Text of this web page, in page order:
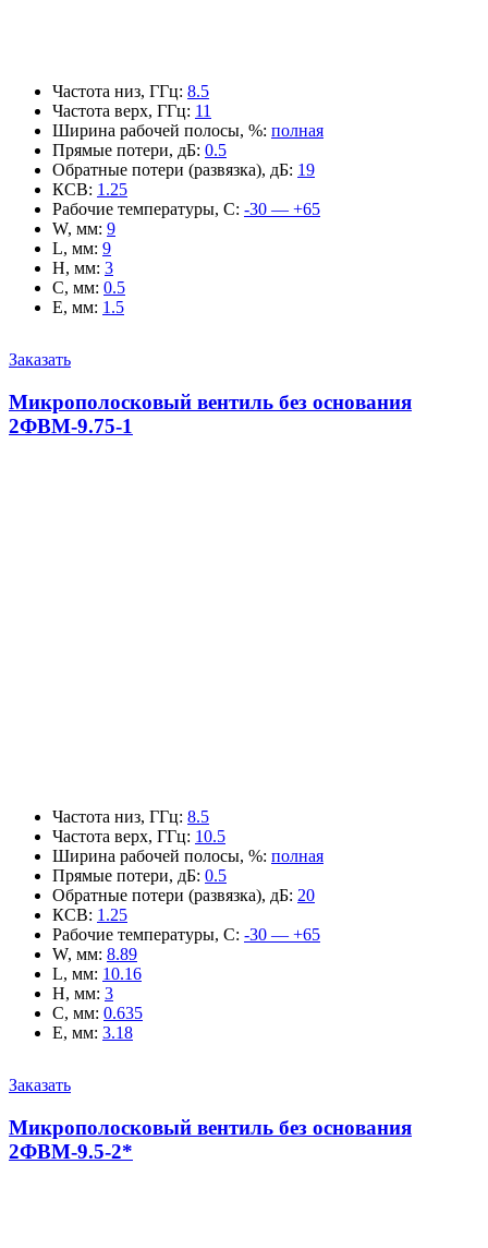
Частота низ, ГГц: 8.5
Частота верх, ГГц: 11
Ширина рабочей полосы, %: полная
Прямые потери, дБ: 0.5
Обратные потери (развязка), дБ: 19
КСВ: 1.25
Рабочие температуры, С: -30 — +65
W, мм: 9
L, мм: 9
H, мм: 3
C, мм: 0.5
E, мм: 1.5
Заказать
Микрополосковый вентиль без основания
2ФВМ-9.75-1
Частота низ, ГГц: 8.5
Частота верх, ГГц: 10.5
Ширина рабочей полосы, %: полная
Прямые потери, дБ: 0.5
Обратные потери (развязка), дБ: 20
КСВ: 1.25
Рабочие температуры, С: -30 — +65
W, мм: 8.89
L, мм: 10.16
H, мм: 3
C, мм: 0.635
E, мм: 3.18
Заказать
Микрополосковый вентиль без основания
2ФВМ-9.5-2*